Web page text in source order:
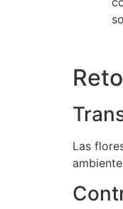
Las